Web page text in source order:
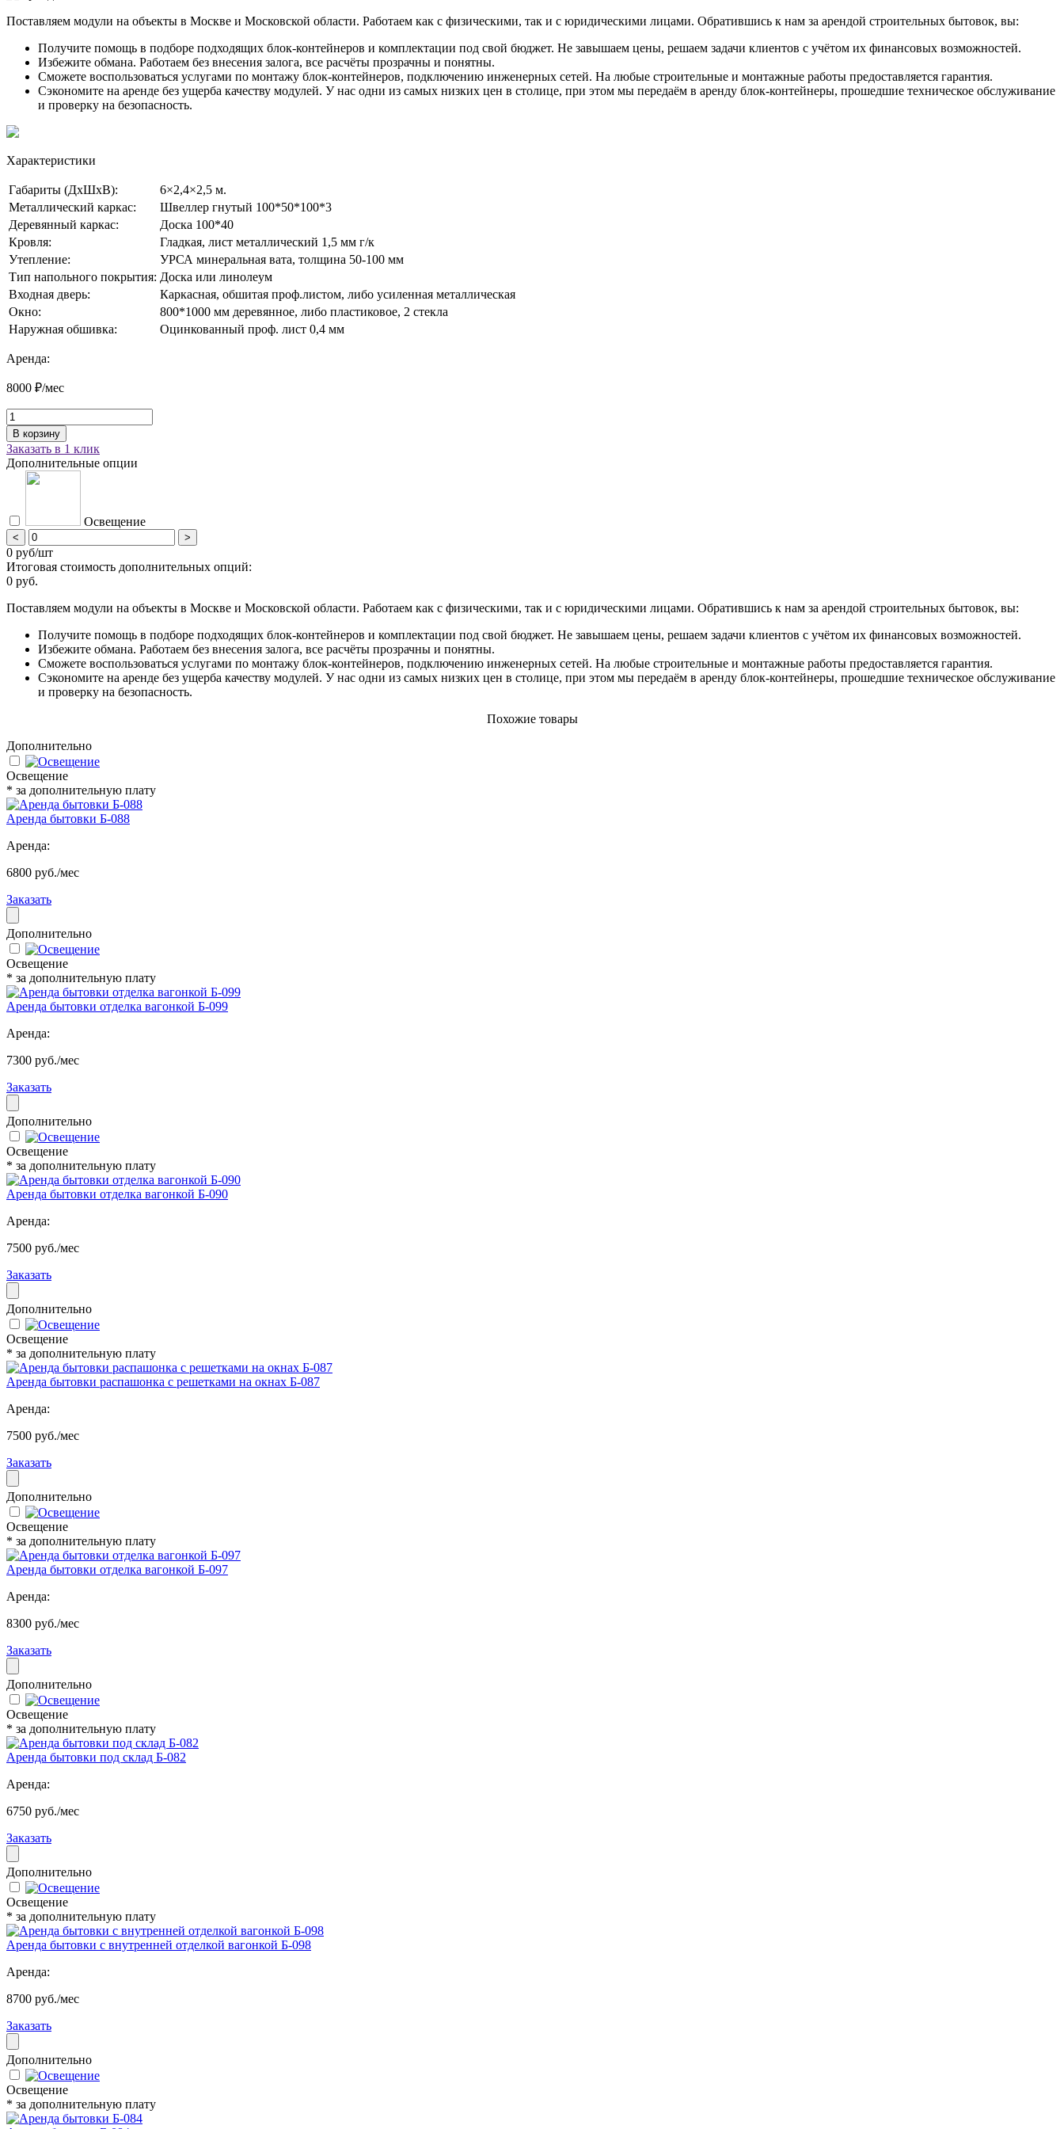
Поставляем модули на объекты в Москве и Московской области. Работаем как с физическими, так и с юридическими лицами. Обратившись к нам за арендой строительных бытовок, вы:
Получите помощь в подборе подходящих блок-контейнеров и комплектации под свой бюджет. Не завышаем цены, решаем задачи клиентов с учётом их финансовых возможностей.
Избежите обмана. Работаем без внесения залога, все расчёты прозрачны и понятны.
Сможете воспользоваться услугами по монтажу блок-контейнеров, подключению инженерных сетей. На любые строительные и монтажные работы предоставляется гарантия.
Сэкономите на аренде без ущерба качеству модулей. У нас одни из самых низких цен в столице, при этом мы передаём в аренду блок-контейнеры, прошедшие техническое обслуживание
и проверку на безопасность.
Характеристики
Габариты (ДхШхВ):
6×2,4×2,5 м.
Металлический каркас:
Швеллер гнутый 100*50*100*3
Деревянный каркас:
Доска 100*40
Кровля:
Гладкая, лист металлический 1,5 мм г/к
Утепление:
УРСА минеральная вата, толщина 50-100 мм
Тип напольного покрытия: Доска или линолеум
Входная дверь:
Каркасная, обшитая проф.листом, либо усиленная металлическая
Окно:
800*1000 мм деревянное, либо пластиковое, 2 стекла
Наружная обшивка:
Оцинкованный проф. лист 0,4 мм
Аренда:
8000 ₽/мес
Заказать в 1 клик
Дополнительные опции
Освещение
< >
0 руб/шт
Итоговая стоимость дополнительных опций:
0 руб.
Поставляем модули на объекты в Москве и Московской области. Работаем как с физическими, так и с юридическими лицами. Обратившись к нам за арендой строительных бытовок, вы:
Получите помощь в подборе подходящих блок-контейнеров и комплектации под свой бюджет. Не завышаем цены, решаем задачи клиентов с учётом их финансовых возможностей.
Избежите обмана. Работаем без внесения залога, все расчёты прозрачны и понятны.
Сможете воспользоваться услугами по монтажу блок-контейнеров, подключению инженерных сетей. На любые строительные и монтажные работы предоставляется гарантия.
Сэкономите на аренде без ущерба качеству модулей. У нас одни из самых низких цен в столице, при этом мы передаём в аренду блок-контейнеры, прошедшие техническое обслуживание
и проверку на безопасность.
Похожие товары
Дополнительно
Освещение
* за дополнительную плату
Аренда бытовки Б-088
Аренда:
6800 руб./мес
Заказать
Дополнительно
Освещение
* за дополнительную плату
Аренда бытовки отделка вагонкой Б-099
Аренда:
7300 руб./мес
Заказать
Дополнительно
Освещение
* за дополнительную плату
Аренда бытовки отделка вагонкой Б-090
Аренда:
7500 руб./мес
Заказать
Дополнительно
Освещение
* за дополнительную плату
Аренда бытовки распашонка с решетками на окнах Б-087
Аренда:
7500 руб./мес
Заказать
Дополнительно
Освещение
* за дополнительную плату
Аренда бытовки отделка вагонкой Б-097
Аренда:
8300 руб./мес
Заказать
Дополнительно
Освещение
* за дополнительную плату
Аренда бытовки под склад Б-082
Аренда:
6750 руб./мес
Заказать
Дополнительно
Освещение
* за дополнительную плату
Аренда бытовки с внутренней отделкой вагонкой Б-098
Аренда:
8700 руб./мес
Заказать
Дополнительно
Освещение
* за дополнительную плату